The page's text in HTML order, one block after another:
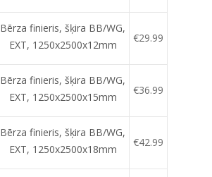
Bērza finieris, šķira BB/WG,
EXT, 1250x2500x12mm
€29.99
Bērza finieris, šķira BB/WG,
EXT, 1250x2500x15mm
€36.99
Bērza finieris, šķira BB/WG,
EXT, 1250x2500x18mm
€42.99